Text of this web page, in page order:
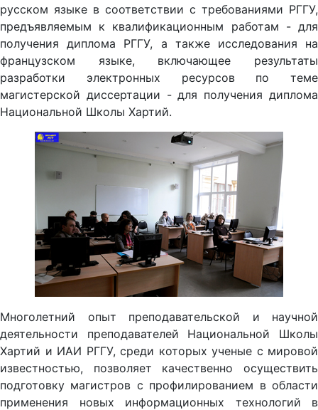
русском языке в соответствии с требованиями РГГУ,
предъявляемым к квалификационным работам - для
получения диплома РГГУ, а также исследования на
французском языке, включающее результаты
разработки электронных ресурсов по теме
магистерской диссертации - для получения диплома
Национальной Школы Хартий.
Многолетний опыт преподавательской и научной
деятельности преподавателей Национальной Школы
Хартий и ИАИ РГГУ, среди которых ученые с мировой
известностью, позволяет качественно осуществить
подготовку магистров с профилированием в области
применения новых информационных технологий в